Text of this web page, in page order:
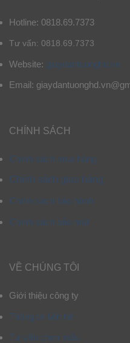
Hotline: 0818.69.7373
Tư vấn: 0818.69.7373
Website: giaydantuonghd.vn
Email:
CHÍNH SÁCH
Chính sách mua hàng
Chính sách giao hàng
Chính sách bảo hành
Chính sách bảo mật
VỀ CHÚNG TÔI
Giới thiệu công ty
Thông tin liên hệ
Tư vấn chọn mẫu